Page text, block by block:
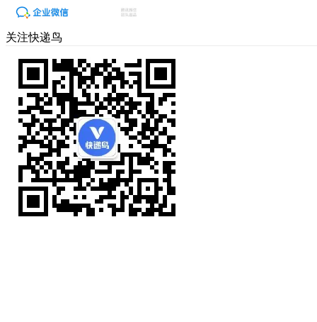
关注快递鸟